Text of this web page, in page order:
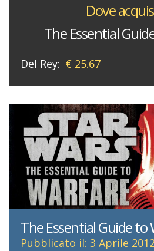
Dove
The Essential
Del Rey: € 25.67
The Essential Guide to
Pubblicato il: 3 Aprile 2012